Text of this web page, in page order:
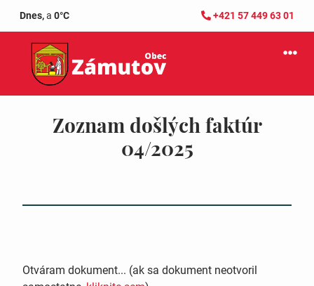
Dnes,a 0°C +421 57 449 63 01
Zoznam došlých faktúr
04/2025
Otváram dokument... (ak sa dokument neotvoril